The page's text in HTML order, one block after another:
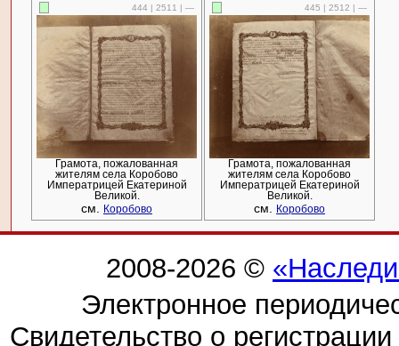
444 | 2511 | —
Грамота, пожалованная
жителям села Коробово
Императрицей Екатериной
Великой.
см. Коробово
445 | 2512 | —
Грамота, пожалованная
жителям села Коробово
Императрицей Екатериной
Великой.
см. Коробово
2008-2026 ©
Электронное
Свидетельство о